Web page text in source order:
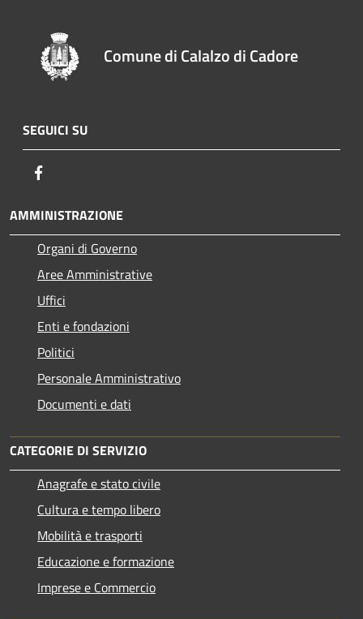
Comune di Calalzo di Cadore
SEGUICI SU
AMMINISTRAZIONE
Organi di Governo
Aree Amministrative
Uffici
Enti e fondazioni
Politici
Personale Amministrativo
Documenti e dati
CATEGORIE DI SERVIZIO
Anagrafe e stato civile
Cultura e tempo libero
Mobilità e trasporti
Educazione e formazione
Imprese e Commercio